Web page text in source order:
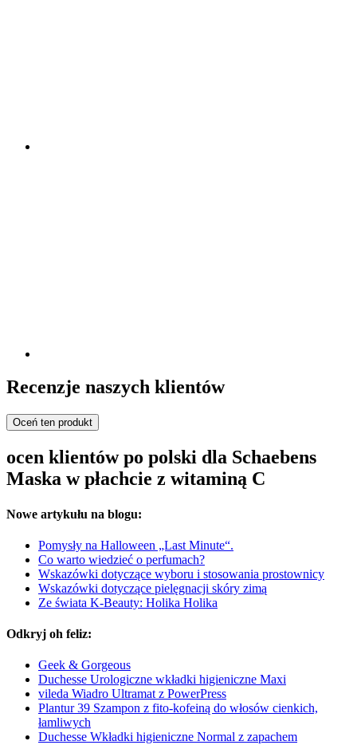
Recenzje naszych klientów
Oceń ten produkt
ocen klientów po polski dla Schaebens
Maska w płachcie z witaminą C
Nowe artykułu na blogu:
Pomysły na Halloween „Last Minute“.
Co warto wiedzieć o perfumach?
Wskazówki dotyczące wyboru i stosowania prostownicy
Wskazówki dotyczące pielęgnacji skóry zimą
Ze świata K-Beauty: Holika Holika
Odkryj oh feliz:
Geek & Gorgeous
Duchesse Urologiczne wkładki higieniczne Maxi
vileda Wiadro Ultramat z PowerPress
Plantur 39 Szampon z fito-kofeiną do włosów cienkich,
łamliwych
Duchesse Wkładki higieniczne Normal z zapachem